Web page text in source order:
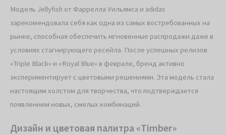
Модель Jellyfish от Фаррелла Уильямса и adidas
зарекомендовала себя как одна из самых востребованных на
рынке, способная обеспечить мгновенные распродажи даже в
условиях стагнирующего ресейла. После успешных релизов
«Triple Black» и «Royal Blue» в феврале, бренд активно
экспериментирует с цветовыми решениями. Эта модель стала
настоящим холстом для творчества, что подтверждается
появлением новых, смелых комбинаций.
Дизайн и цветовая палитра «Timber»